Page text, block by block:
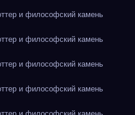
и философский камень
и философский камень
и философский камень
и философский камень